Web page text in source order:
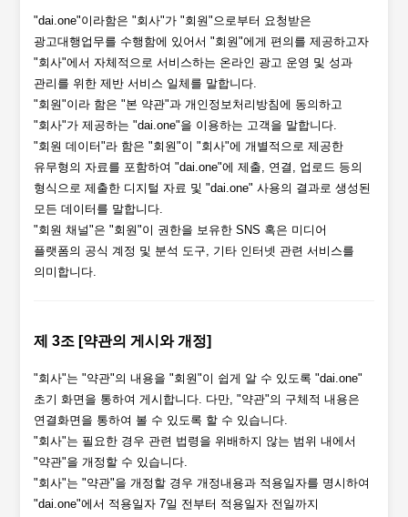
"dai.one"이라함은 "회사"가 "회원"으로부터 요청받은
광고대행업무를 수행함에 있어서 "회원"에게 편의를 제공하고자
"회사"에서 자체적으로 서비스하는 온라인 광고 운영 및 성과
관리를 위한 제반 서비스 일체를 말합니다.
"회원"이라 함은 "본 약관"과 개인정보처리방침에 동의하고
"회사"가 제공하는 "dai.one"을 이용하는 고객을 말합니다.
"회원 데이터"라 함은 "회원"이 "회사"에 개별적으로 제공한
유무형의 자료를 포함하여 "dai.one"에 제출, 연결, 업로드 등의
형식으로 제출한 디지털 자료 및 "dai.one" 사용의 결과로 생성된
모든 데이터를 말합니다.
"회원 채널"은 "회원"이 권한을 보유한 SNS 혹은 미디어
플랫폼의 공식 계정 및 분석 도구, 기타 인터넷 관련 서비스를
의미합니다.
제 3조 [약관의 게시와 개정]
"회사"는 "약관"의 내용을 "회원"이 쉽게 알 수 있도록 "dai.one"
초기 화면을 통하여 게시합니다. 다만, "약관"의 구체적 내용은
연결화면을 통하여 볼 수 있도록 할 수 있습니다.
"회사"는 필요한 경우 관련 법령을 위배하지 않는 범위 내에서
"약관"을 개정할 수 있습니다.
"회사"는 "약관"을 개정할 경우 개정내용과 적용일자를 명시하여
"dai.one"에서 적용일자 7일 전부터 적용일자 전일까지